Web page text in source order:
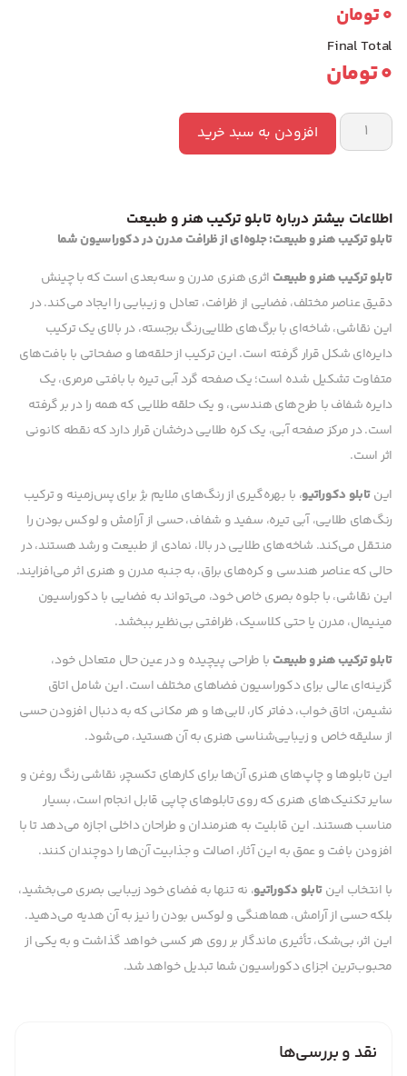
0تومان
Final Total
0تومان
افزودن به سبد خرید
اطلاعات بیشتر درباره تابلو ترکیب هنر و طبیعت
تابلو ترکیب هنر و طبیعت: جلوه‌ای از ظرافت مدرن در دکوراسیون شما
تابلو ترکیب هنر و طبیعت اثری هنری مدرن و سه‌بعدی است که با چینش
دقیق عناصر مختلف، فضایی از ظرافت، تعادل و زیبایی را ایجاد می‌کند. در
این نقاشی، شاخه‌ای با برگ‌های طلایی‌رنگ برجسته، در بالای یک ترکیب
دایره‌ای شکل قرار گرفته است. این ترکیب از حلقه‌ها و صفحاتی با بافت‌های
متفاوت تشکیل شده است؛ یک صفحه گرد آبی تیره با بافتی مرمری، یک
دایره شفاف با طرح‌های هندسی، و یک حلقه طلایی که همه را در بر گرفته
است. در مرکز صفحه آبی، یک کره طلایی درخشان قرار دارد که نقطه کانونی
اثر است.
اینتابلو دکوراتیو، با بهره‌گیری از رنگ‌های ملایم بژ برای پس‌زمینه و ترکیب
رنگ‌های طلایی، آبی تیره، سفید و شفاف، حسی از آرامش و لوکس بودن را
منتقل می‌کند. شاخه‌های طلایی در بالا، نمادی از طبیعت و رشد هستند، در
حالی که عناصر هندسی و کره‌های براق، به جنبه مدرن و هنری اثر می‌افزایند.
این نقاشی، با جلوه بصری خاص خود، می‌تواند به فضایی با دکوراسیون
مینیمال، مدرن یا حتی کلاسیک، ظرافتی بی‌نظیر ببخشد.
تابلو ترکیب هنر و طبیعت با طراحی پیچیده و در عین حال متعادل خود،
گزینه‌ای عالی برای دکوراسیون فضاهای مختلف است. این شامل اتاق
نشیمن، اتاق خواب، دفاتر کار، لابی‌ها و هر مکانی که به دنبال افزودن حسی
از سلیقه خاص و زیبایی‌شناسی هنری به آن هستید، می‌شود.
این تابلوها و چاپ‌های هنری آن‌ها برای کارهای تکسچر، نقاشی رنگ روغن و
سایر تکنیک‌های هنری که روی تابلوهای چاپی قابل انجام است، بسیار
مناسب هستند. این قابلیت به هنرمندان و طراحان داخلی اجازه می‌دهد تا با
افزودن بافت و عمق به این آثار، اصالت و جذابیت آن‌ها را دوچندان کنند.
با انتخاب اینتابلو دکوراتیو، نه تنها به فضای خود زیبایی بصری می‌بخشید،
بلکه حسی از آرامش، هماهنگی و لوکس بودن را نیز به آن هدیه می‌دهید.
این اثر، بی‌شک، تأثیری ماندگار بر روی هر کسی خواهد گذاشت و به یکی از
محبوب‌ترین اجزای دکوراسیون شما تبدیل خواهد شد.
نقد و بررسی‌ها